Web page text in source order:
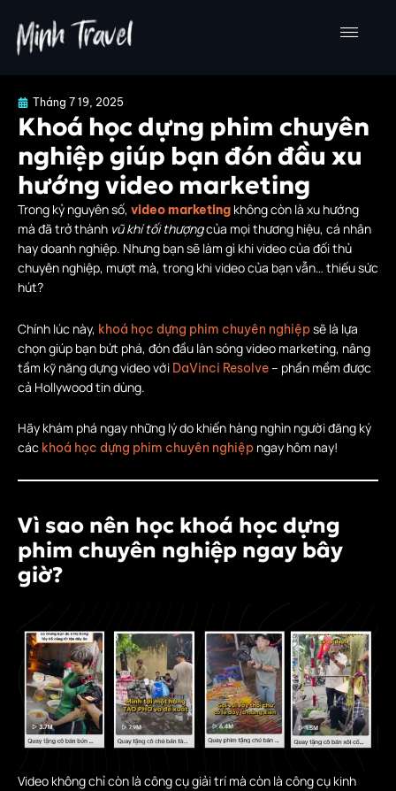
nội
Tháng 7 19, 2025
Khoá học dựng phim chuyên
nghiệp giúp bạn đón đầu xu
hướng video marketing
Trong kỷ nguyên số, video marketing không còn là xu hướng
mà đã trở thành vũ khí tối thượngcủa mọi thương hiệu, cá nhân
hay doanh nghiệp. Nhưng bạn sẽ làm gì khi video của đối thủ
chuyên nghiệp, mượt mà, trong khi video của bạn vẫn… thiếu sức
hút?
Chính lúc này, khoá học dựng phim chuyên nghiệpsẽ là lựa
chọn giúp bạn bứt phá, đón đầu làn sóng video marketing, nâng
tầm kỹ năng dựng video với DaVinci Resolve– phần mềm được
cả Hollywood tin dùng.
Hãy khám phá ngay những lý do khiến hàng nghìn người đăng ký
các khoá học dựng phim chuyên nghiệp ngay hôm nay!
Vì sao nên học khoá học dựng
phim chuyên nghiệp ngay bây
giờ?
Video không chỉ còn là công cụ giải trí mà còn là công cụ kinh